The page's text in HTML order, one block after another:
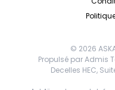
© 2026
Propulsé par Admis
Decelles HEC,